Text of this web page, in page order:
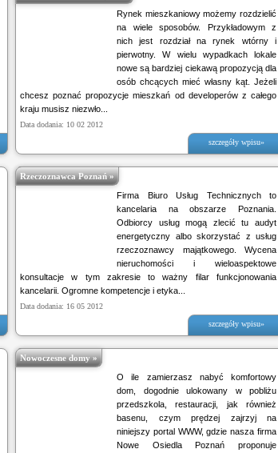
szczegóły wpisu»
Rynek mieszkaniowy możemy rozdzielić
na wiele sposobów. Przykładowym z
nich jest rozdział na rynek wtórny i
pierwotny. W wielu wypadkach lokale
nowe są bardziej ciekawą propozycją dla
osób chcących mieć własny kąt. Jeżeli
chcesz poznać propozycje mieszkań od developerów z całego
kraju musisz niezwło...
Data dodania: 10 02 2012
szczegóły wpisu»
Rzeczoznawca Poznań »
Firma Biuro Usług Technicznych to
kancelaria na obszarze Poznania.
Odbiorcy usług mogą zlecić tu audyt
energetyczny albo skorzystać z usług
rzeczoznawcy majątkowego. Wycena
nieruchomości i wieloaspektowe
konsultacje w tym zakresie to ważny filar funkcjonowania
kancelarii. Ogromne kompetencje i etyka...
Data dodania: 16 05 2012
Nowoczesne domy »
O ile zamierzasz nabyć komfortowy
dom, dogodnie ulokowany w pobliżu
przedszkola, restauracji, jak również
basenu, czym prędzej zajrzyj na
niniejszy portal WWW, gdzie nasza firma
Nowe Osiedla Poznań proponuje